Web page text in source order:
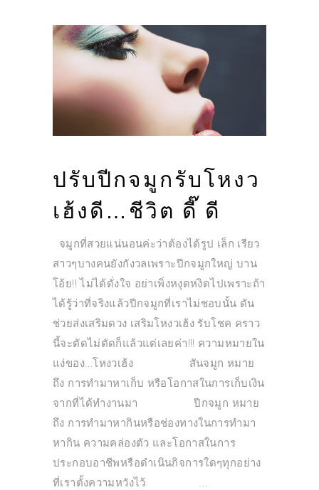
ปรับปีกจมูกรับโหงว
เฮ้งดี…ชีวิต ดี๊ ดี
จมูกที่สวยแน่นอนค่ะว่าต้องได้รูป เล็ก เรียว
สาวๆบางคนยังกังวลเพราะปีกจมูกใหญ่ บาน
โอ้ย!! ไม่ได้ดั่งใจ อย่าเพิ่งหงุดหงิดไปเพราะถ้า
ได้รู้ว่าที่จริงแล้วปีกจมูกที่เราไม่ชอบนั้น ดัน
ช่วยส่งเสริมดวง เสริมโหงวเฮ้ง รับโชค คราว
นี้จะตัดไม่ตัดก็แล้วแต่เลยค่า!!! ความหมายใน
แง่ของ…โหงวเฮ้ง สันจมูก หมาย
ถึง การทำมาหาเก็บ หรือโอกาสในการเก็บเงิน
จากที่ได้ทำงานมา ปีกจมูก หมาย
ถึง การทำมาหากินหรือช่องทางในการทำมา
หากิน ความคล่องตัว และโอกาสในการ
ประกอบอาชีพหรือดำเนินกิจการใดๆทุกอย่าง
ที่เราตั้งความหวังไว้